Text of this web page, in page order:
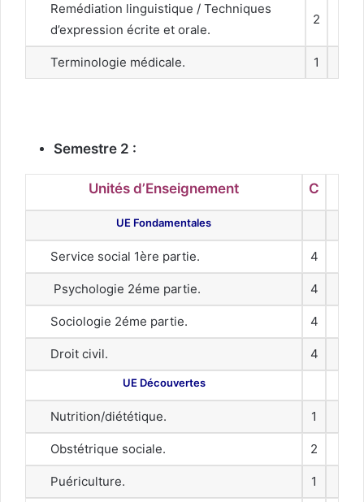
Remédiation linguistique / Techniques
d’expression écrite et orale.
2
Terminologie médicale. 1
Semestre 2 :
Unités d’Enseignement C
UE Fondamentales
Service social 1ère partie. 4
Psychologie 2éme partie. 4
Sociologie 2éme partie. 4
Droit civil. 4
UE Découvertes
Nutrition/diététique. 1
Obstétrique sociale. 2
Puériculture. 1